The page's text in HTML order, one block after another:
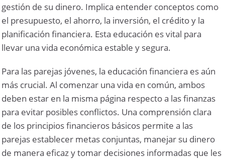
gestión de su dinero. Implica entender conceptos como
el presupuesto, el ahorro, la inversión, el crédito y la
planificación financiera. Esta educación es vital para
llevar una vida económica estable y segura.
Para las parejas jóvenes, la educación financiera es aún
más crucial. Al comenzar una vida en común, ambos
deben estar en la misma página respecto a las finanzas
para evitar posibles conflictos. Una comprensión clara
de los principios financieros básicos permite a las
parejas establecer metas conjuntas, manejar su dinero
de manera eficaz y tomar decisiones informadas que les